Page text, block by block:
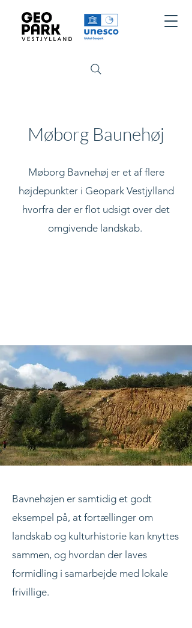
Møborg Baunehøj
Møborg Bavnehøj er et af flere
højdepunkter i Geopark Vestjylland
hvorfra der er flot udsigt over det
omgivende landskab.
Bavnehøjen er samtidig et godt
eksempel på, at fortællinger om
landskab og kulturhistorie kan knyttes
sammen, og hvordan der laves
formidling i samarbejde med lokale
frivillige.